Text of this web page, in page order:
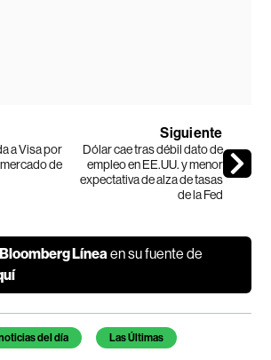
a Visa por
de
Siguiente
Dólar cae tras débil dato de
empleo en EE.UU. y menor
expectativa de alza de tasas
de la Fed
Bloomberg Líneaen su fuente de
artículodel día Las Últimas